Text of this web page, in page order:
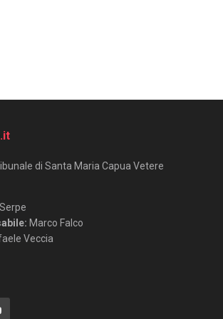
di Santa Maria Capua Vetere
Marco Falco
Veccia